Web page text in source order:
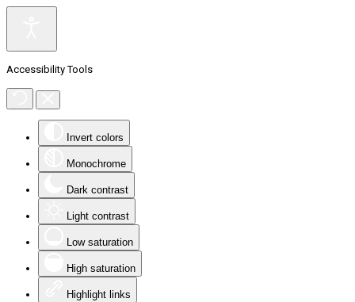
Accessibility Tools
Invert colors
Monochrome
Dark contrast
Light contrast
Low saturation
High saturation
Highlight links